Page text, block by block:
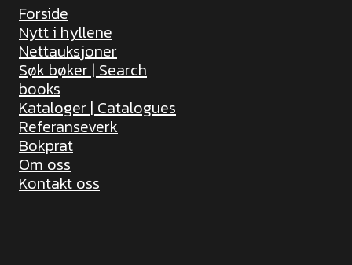
Forside
Nytt i hyllene
Nettauksjoner
Søk bøker | Search
books
Kataloger | Catalogues
Referanseverk
Bokprat
Om oss
Kontakt oss